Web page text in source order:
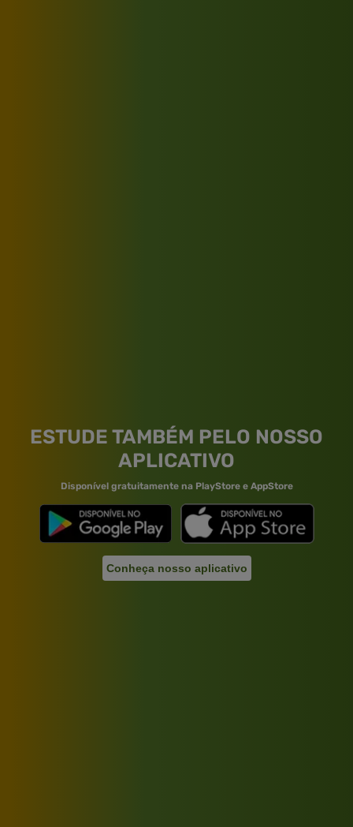
ESTUDE TAMBÉM PELO NOSSO
APLICATIVO
Disponível gratuitamente na PlayStore e AppStore
Conheça nosso aplicativo